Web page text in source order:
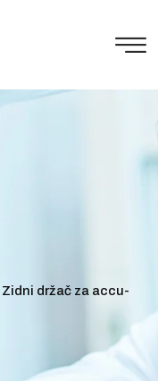
Zidni držač za accu-